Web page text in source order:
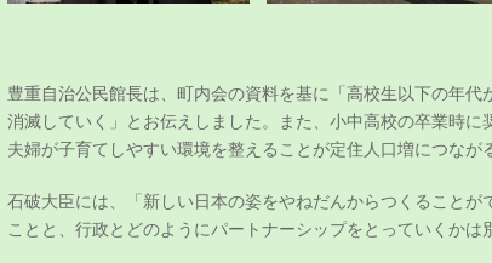
豊重自治公民館長は、町内会の資料を基に「高校生以下の年代
消滅していく」とお伝えしました。また、小中高校の卒業時に
夫婦が子育てしやすい環境を整えることが定住人口増につなが
石破大臣には、「新しい日本の姿をやねだんからつくることが
ことと、行政とどのようにパートナーシップをとっていくかは